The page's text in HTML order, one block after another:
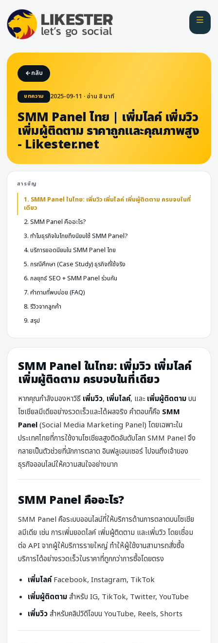
กลับ
บทความ 2025-09-11 · อ่าน 8นาที
SMM Panel ไทย | เพิ่มไลค์ เพิ่มวิว
เพิ่มผู้ติดตาม ราคาถูกและคุณภาพสูง
- Likester.net
สารบัญ
1. SMM Panel ในไทย: เพิ่มวิว เพิ่มไลค์ เพิ่มผู้ติดตาม ครบจบในที่
เดียว
2. SMM Panel คืออะไร?
3. ทำไมธุรกิจในไทยถึงนิยมใช้ SMM Panel?
4. บริการยอดนิยมใน SMM Panel ไทย
5. กรณีศึกษา (Case Study) ธุรกิจที่ใช้จริง
6. กลยุทธ์ SEO + SMM Panel ร่วมกัน
7. คำถามที่พบบ่อย (FAQ)
8. รีวิวจากลูกค้า
9. สรุป
SMM Panel ในไทย: เพิ่มวิว เพิ่มไลค์
เพิ่มผู้ติดตาม ครบจบในที่เดียว
หากคุณกำลังมองหาวิธี เพิ่มวิว, เพิ่มไลค์, และ เพิ่มผู้ติดตามบน
โซเชียลมีเดียอย่างรวดเร็วและได้ผลจริง คำตอบก็คือ SMM
Panel(Social Media Marketing Panel) โดยเฉพาะใน
ประเทศไทยที่การใช้งานโซเชียลสูงติดอันดับโลก SMM Panel จึง
กลายเป็นตัวช่วยที่นักการตลาด อินฟลูเอนเซอร์ ไปจนถึงเจ้าของ
ธุรกิจออนไลน์ให้ความสนใจอย่างมาก
SMM Panel คืออะไร?
SMM Panel คือระบบออนไลน์ที่ให้บริการด้านการตลาดบนโซเชีย
ลมีเดีย เช่น การเพิ่มยอดไลค์ เพิ่มผู้ติดตาม และเพิ่มวิว โดยเชื่อม
ต่อ API จากผู้ให้บริการรายใหญ่ ทำให้ผู้ใช้งานสามารถสั่งซื้อ
บริการได้อย่างรวดเร็วในราคาที่ถูกกว่าการซื้อโดยตรง
เพิ่มไลค์Facebook, Instagram, TikTok
เพิ่มผู้ติดตามสำหรับ IG, TikTok, Twitter, YouTube
เพิ่มวิวสำหรับคลิปวิดีโอบน YouTube, Reels, Shorts